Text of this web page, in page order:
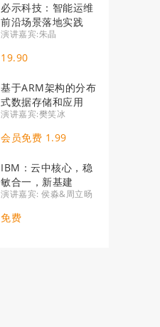
必示科技：智能运维
前沿场景落地实践
演讲嘉宾:朱晶
19.90
基于ARM架构的分布
式数据存储和应用
演讲嘉宾:樊笑冰
会员免费 1.99
IBM：云中核心，稳
敏合一，新基建
演讲嘉宾: 侯淼&周立旸
免费